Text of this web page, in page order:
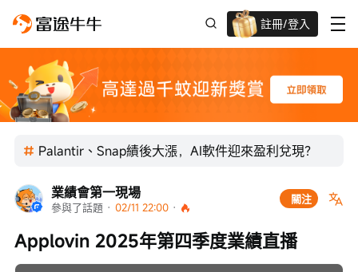
註冊/登入
Palantir、Snap績後大漲，AI軟件迎來盈利兌現？
業績會第一現場
參與了話題 · 02/11 22:00 ·
關注
Applovin 2025年第四季度業績直播